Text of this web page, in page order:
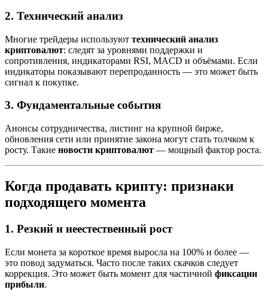
2. Технический анализ
Многие трейдеры используют технический анализ
криптовалют: следят за уровнями поддержки и
сопротивления, индикаторами RSI, MACD и объёмами. Если
индикаторы показывают перепроданность — это может быть
сигнал к покупке.
3. Фундаментальные события
Анонсы сотрудничества, листинг на крупной бирже,
обновления сети или принятие закона могут стать толчком к
росту. Такие новости криптовалют — мощный фактор роста.
Когда продавать крипту: признаки
подходящего момента
1. Резкий и неестественный рост
Если монета за короткое время выросла на 100% и более —
это повод задуматься. Часто после таких скачков следует
коррекция. Это может быть момент для частичной фиксации
прибыли.